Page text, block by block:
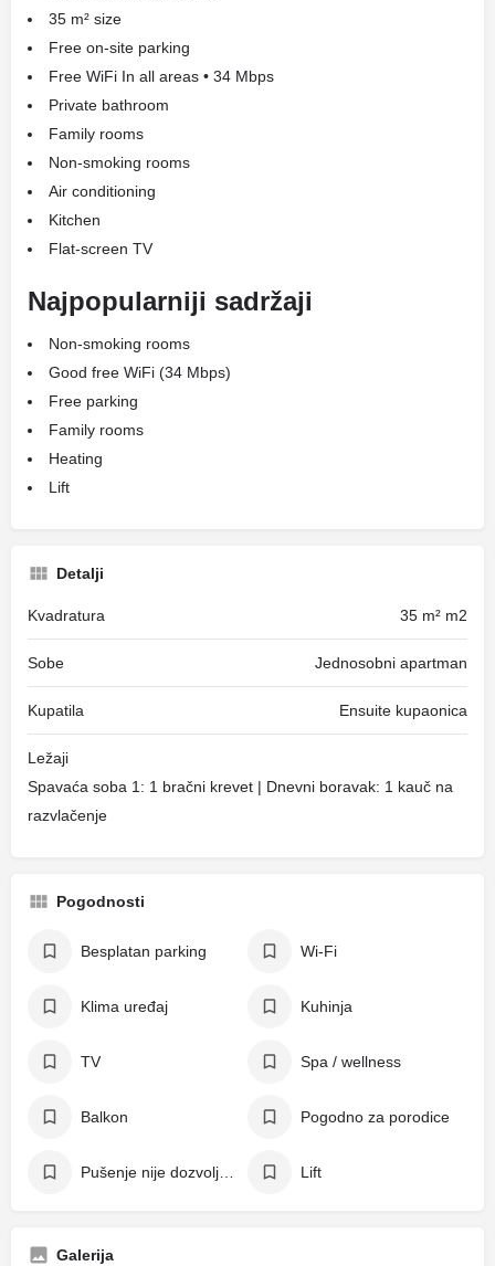
35 m² size
Free on-site parking
Free WiFi In all areas • 34 Mbps
Private bathroom
Family rooms
Non-smoking rooms
Air conditioning
Kitchen
Flat-screen TV
Najpopularniji sadržaji
Non-smoking rooms
Good free WiFi (34 Mbps)
Free parking
Family rooms
Heating
Lift
Detalji
Kvadratura 35 m² m2
Sobe Jednosobni apartman
Kupatila Ensuite kupaonica
Ležaji
Spavaća soba 1: 1 bračni krevet | Dnevni boravak: 1 kauč na
razvlačenje
Pogodnosti
Besplatan parking Wi-Fi
Klima uređaj Kuhinja
TV Spa / wellness
Balkon Pogodno za porodice
Lift
Galerija